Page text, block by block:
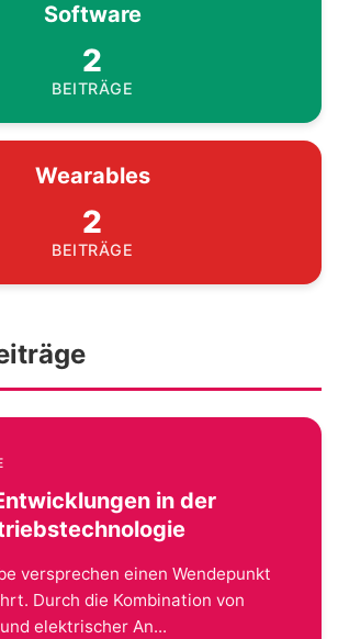
Software
2
BEITRÄGE
Wearables
2
BEITRÄGE
in der
versprechen einen Wendepunkt
Durch die Kombination von
elektrischer An...